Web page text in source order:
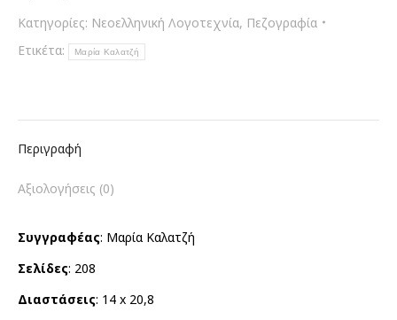
Κατηγορίες: Νεοελληνική Λογοτεχνία, Πεζογραφία
Ετικέτα:
Μαρία Καλατζή
Περιγραφή
Αξιολογήσεις (0)
Συγγραφέας: Μαρία Καλατζή
Σελίδες: 208
Διαστάσεις: 14 x 20,8